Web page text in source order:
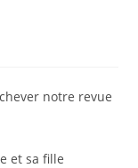
notre revue
et sa fille